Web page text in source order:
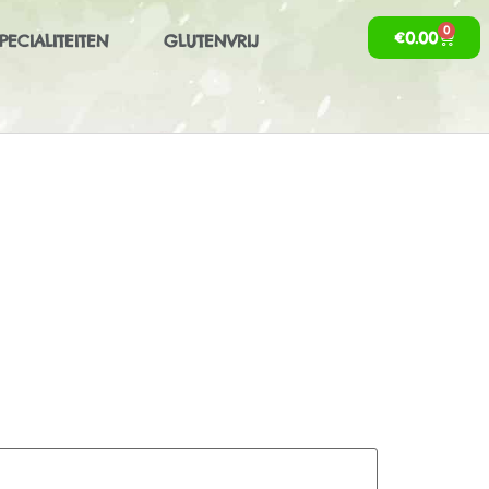
GLUTENVRIJ €0.00 0